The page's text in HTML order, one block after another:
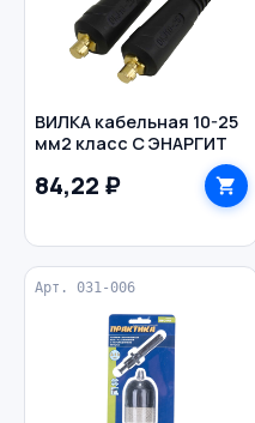
ВИЛКА кабельная 10-25
мм2 класс С ЭНАРГИТ
84,22 ₽
Арт. 031-006